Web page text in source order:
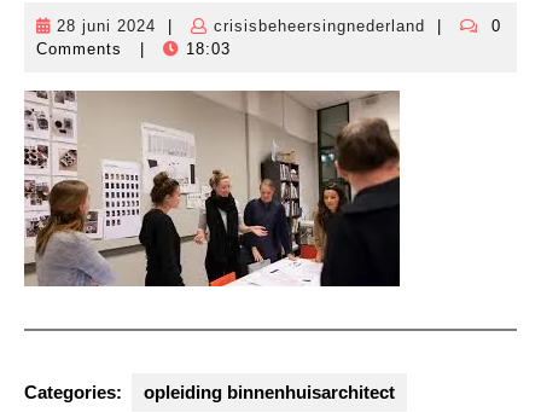
28 juni 2024
28
juni
crisisbeheersingnederland
0
Comments
18:03
Categories: opleiding binnenhuisarchitect